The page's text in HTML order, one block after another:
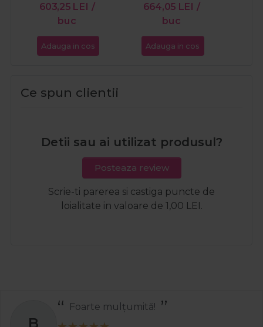
603,25 LEI /
buc
Adauga in cos
664,05 LEI /
buc
Adauga in cos
Ce spun clientii
Detii sau ai utilizat produsul?
Posteaza review
Scrie-ti parerea si castiga puncte de
loialitate in valoare de 1,00 LEI.
B
Foarte mulțumită!